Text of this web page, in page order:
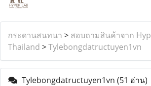
กระดานสนทนา > สอบถามสินค้าจาก
Thailand >Tylebongdatructuyen1vn
Tylebongdatructuyen1vn (51 อ่าน)